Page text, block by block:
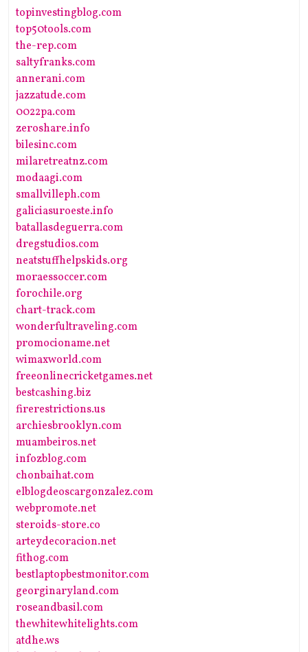
topinvestingblog.com
top50tools.com
the-rep.com
saltyfranks.com
annerani.com
jazzatude.com
0022pa.com
zeroshare.info
bilesinc.com
milaretreatnz.com
modaagi.com
smallvilleph.com
galiciasuroeste.info
batallasdeguerra.com
dregstudios.com
neatstuffhelpskids.org
moraessoccer.com
forochile.org
chart-track.com
wonderfultraveling.com
promocioname.net
wimaxworld.com
freeonlinecricketgames.net
bestcashing.biz
firerestrictions.us
archiesbrooklyn.com
muambeiros.net
infozblog.com
chonbaihat.com
elblogdeoscargonzalez.com
webpromote.net
steroids-store.co
arteydecoracion.net
fithog.com
bestlaptopbestmonitor.com
georginaryland.com
roseandbasil.com
thewhitewhitelights.com
atdhe.ws